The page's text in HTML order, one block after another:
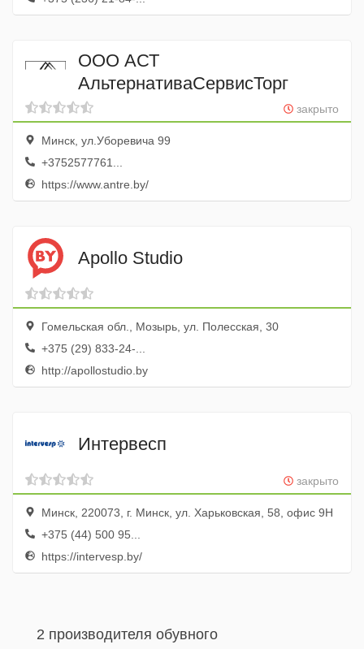
ООО АСТ
АльтернативаСервисТорг
закрыто
Минск, ул.Уборевича 99
+3752577761...
https://www.antre.by/
Apollo Studio
Гомельская обл., Мозырь, ул. Полесская, 30
+375 (29) 833-24-...
http://apollostudio.by
Интервесп
закрыто
Минск, 220073, г. Минск, ул. Харьковская, 58, офис 9Н
+375 (44) 500 95...
https://intervesp.by/
2 производителя обувного